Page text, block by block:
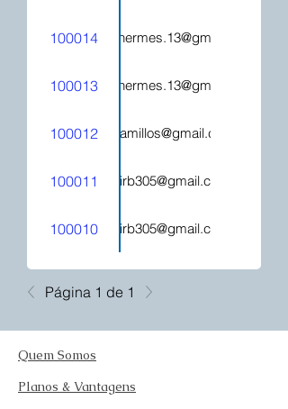
100014hecatehermes.13@gmail.com
100013hecatehermes.13@gmail.com
100012mjcamillos@gmail.com
100011 kelirb305@gmail.com
100010 kelirb305@gmail.com
Página 1 de 1
Quem Somos
Planos & Vantagens